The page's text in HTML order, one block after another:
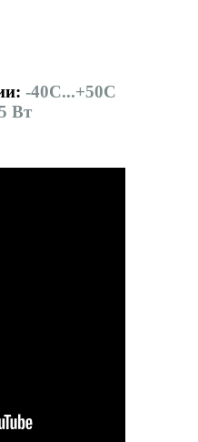
-40С...+50С
Вт